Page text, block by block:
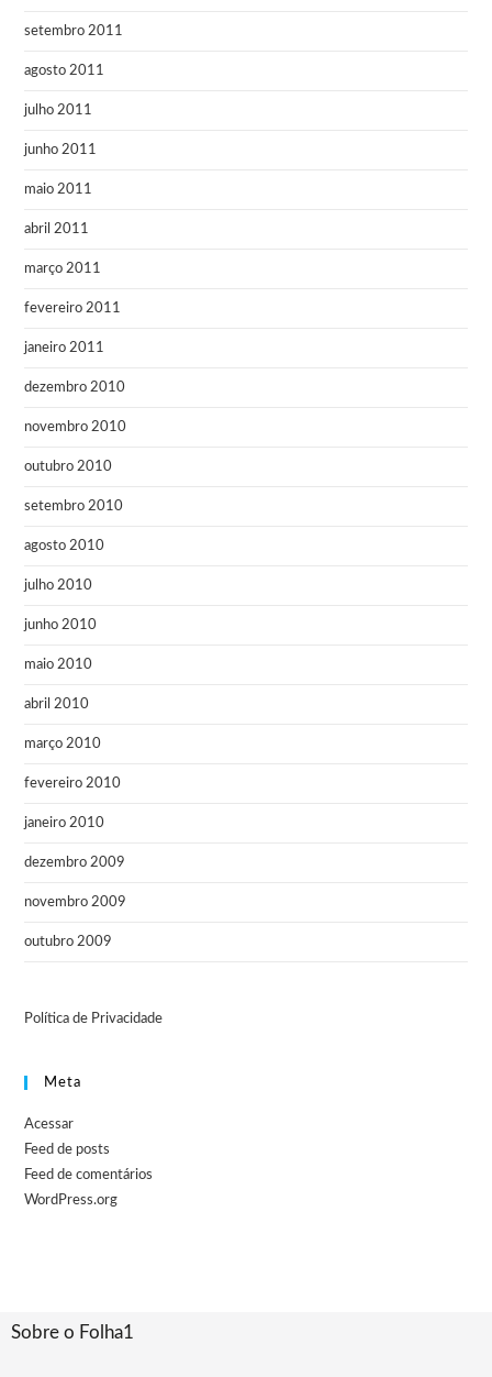
setembro 2011
agosto 2011
julho 2011
junho 2011
maio 2011
abril 2011
março 2011
fevereiro 2011
janeiro 2011
dezembro 2010
novembro 2010
outubro 2010
setembro 2010
agosto 2010
julho 2010
junho 2010
maio 2010
abril 2010
março 2010
fevereiro 2010
janeiro 2010
dezembro 2009
novembro 2009
outubro 2009
Política de Privacidade
Meta
Acessar
Feed de posts
Feed de comentários
WordPress.org
Sobre o Folha1